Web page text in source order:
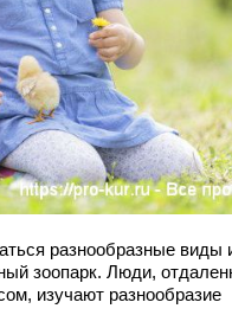
разнообразные виды
зоопарк. Люди,
изучают разнообразие